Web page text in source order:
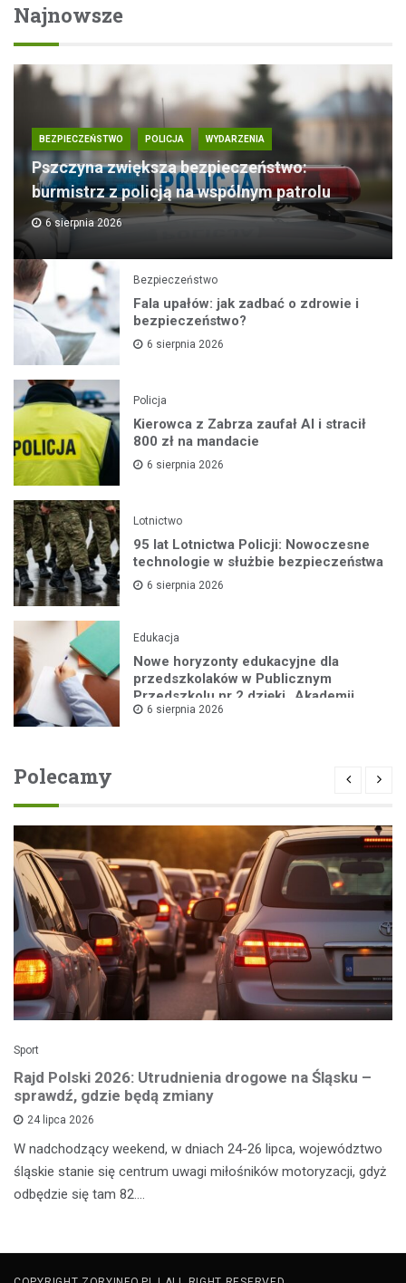
Najnowsze
BEZPIECZEŃSTWO POLICJA WYDARZENIA
Pszczyna zwiększa bezpieczeństwo:
burmistrz z policją na wspólnym patrolu
6 sierpnia 2026
Bezpieczeństwo
Fala upałów: jak zadbać o zdrowie i
bezpieczeństwo?
6 sierpnia 2026
Policja
Kierowca z Zabrza zaufał AI i stracił
800 zł na mandacie
6 sierpnia 2026
Lotnictwo
95 lat Lotnictwa Policji: Nowoczesne
technologie w służbie bezpieczeństwa
6 sierpnia 2026
Edukacja
Nowe horyzonty edukacyjne dla
przedszkolaków w Publicznym
Przedszkolu nr 2 dzięki „Akademii
Super Przedszkolaka”
6 sierpnia 2026
Polecamy
Sport
Rajd Polski 2026: Utrudnienia drogowe na Śląsku –
sprawdź, gdzie będą zmiany
24 lipca 2026
W nadchodzący weekend, w dniach 24-26 lipca, województwo
śląskie stanie się centrum uwagi miłośników motoryzacji, gdyż
odbędzie się tam 82.…